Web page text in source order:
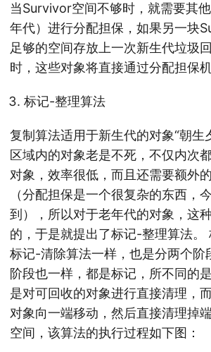
当Survivor空间不够时，就需要其
年代）进行分配担保，如果另一块
足够的空间存放上一次新生代垃圾
时，这些对象将直接通过分配担保
标记-整理算法
复制算法适用于新生代的对象“朝生
区域内的对象老是不死，不仅内次
对象，效率很低，而且还需要额外
（分配担保是一个很复杂的东西，
到），所以对于老年代的对象，这
的，于是就提出了标记-整理算法。
标记-清除算法一样，也是分两个阶
阶段也一样，都是标记，所不同的
是对可回收的对象进行直接清理，
对象向一端移动，然后直接清理掉
空间，该算法的执行过程如下图：